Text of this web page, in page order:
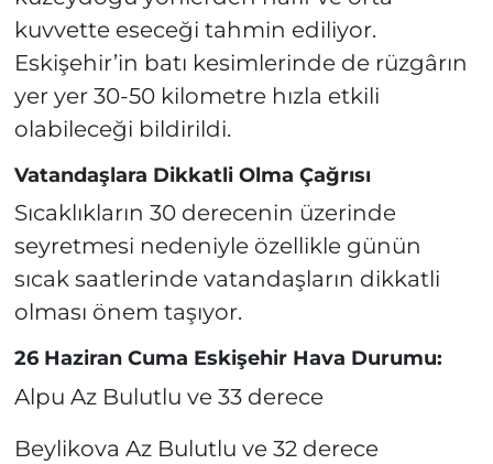
kuvvette eseceği tahmin ediliyor.
Eskişehir’in batı kesimlerinde de rüzgârın
yer yer 30-50 kilometre hızla etkili
olabileceği bildirildi.
Vatandaşlara Dikkatli Olma Çağrısı
Sıcaklıkların 30 derecenin üzerinde
seyretmesi nedeniyle özellikle günün
sıcak saatlerinde vatandaşların dikkatli
olması önem taşıyor.
26 Haziran Cuma Eskişehir Hava Durumu:
Alpu Az Bulutlu ve 33 derece
Beylikova Az Bulutlu ve 32 derece